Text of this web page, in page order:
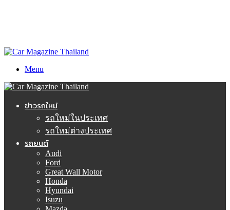
Menu
ข่าวรถใหม่
รถใหม่ในประเทศ
รถใหม่ต่างประเทศ
รถยนต์
Audi
Ford
Great Wall Motor
Honda
Hyundai
Isuzu